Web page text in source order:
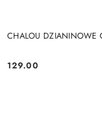
CHALOU DZIANINOWE
Cena:
129.00